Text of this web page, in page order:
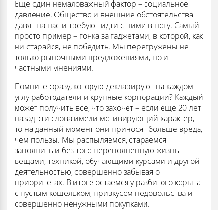
Еще один немаловажный фактор – социальное
давление. Общество и внешние обстоятельства
давят на нас и требуют идти с ними в ногу. Самый
просто пример – гонка за гаджетами, в которой, как
ни старайся, не победить. Мы перегружены не
только рыночными предложениями, но и
частными мнениями.
Помните фразу, которую декларируют на каждом
углу работодатели и крупные корпорации? Каждый
может получить все, что захочет – если еще 20 лет
назад эти слова имели мотивирующий характер,
то на данный момент они приносят больше вреда,
чем пользы. Мы распыляемся, стараемся
заполнить и без того переполненную жизнь
вещами, техникой, обучающими курсами и другой
деятельностью, совершенно забывая о
приоритетах. В итоге остаемся у разбитого корыта
с пустым кошельком, привкусом недовольства и
совершенно ненужными покупками.